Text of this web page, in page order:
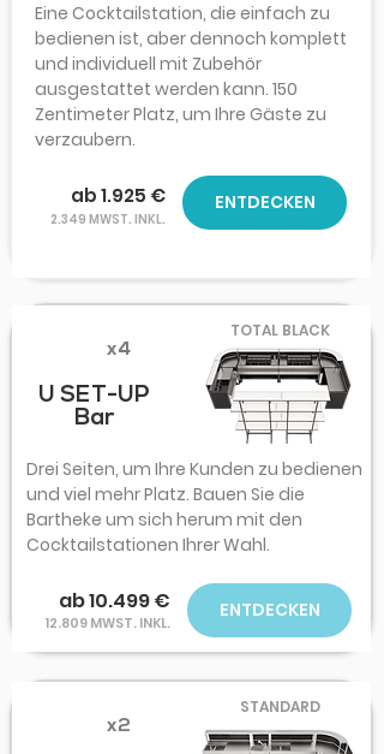
Eine Cocktailstation, die einfach zu
bedienen ist, aber dennoch komplett
und individuell mit Zubehör
ausgestattet werden kann. 150
Zentimeter Platz, um Ihre Gäste zu
verzaubern.
ab 1.925 €
2.349 MWST. INKL.
ENTDECKEN
x4
U SET-UP
Bar
TOTAL BLACK
Drei Seiten, um Ihre Kunden zu bedienen
und viel mehr Platz. Bauen Sie die
Bartheke um sich herum mit den
Cocktailstationen Ihrer Wahl.
ab 10.499 €
12.809 MWST. INKL.
ENTDECKEN
x2
STANDARD